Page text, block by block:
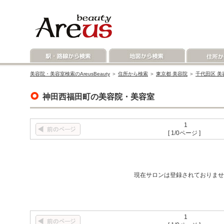
美容院・美容室検索のAreusBeauty ＞ 住所から検索 ＞ 東京都 美容院 ＞ 千代田区 美
神田西福田町の美容院・美容室
1
[ 1/0ページ ]
現在サロンは登録されておりま
1